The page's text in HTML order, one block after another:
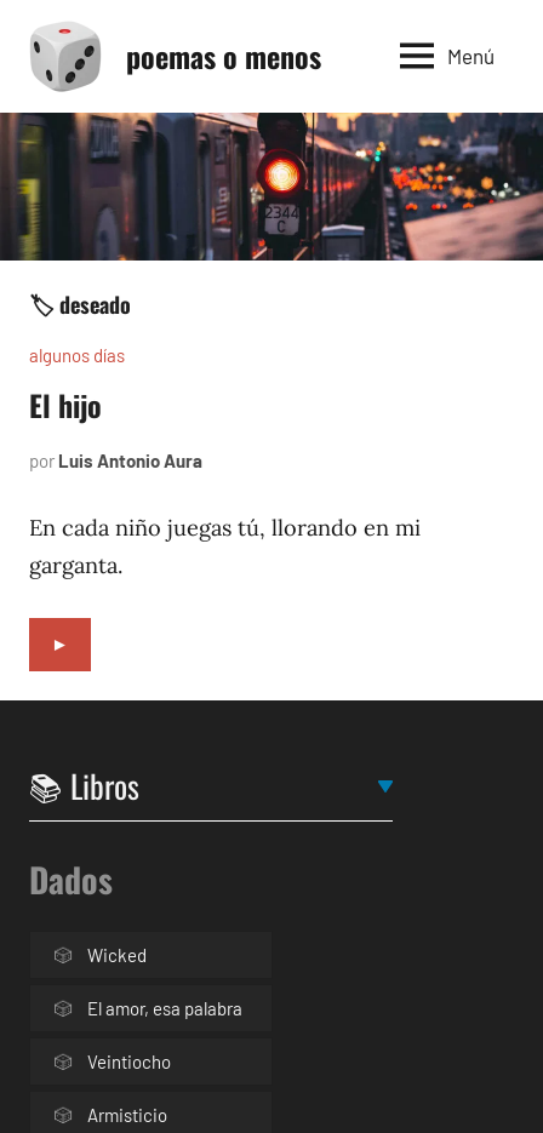
contenido
poemas o menos Menú
🏷️ deseado
algunos días
El hijo
por Luis Antonio Aura
1997
En cada niño juegas tú, llorando en mi
garganta.
►
Dados
Wicked
El amor, esa palabra
Veintiocho
Armisticio